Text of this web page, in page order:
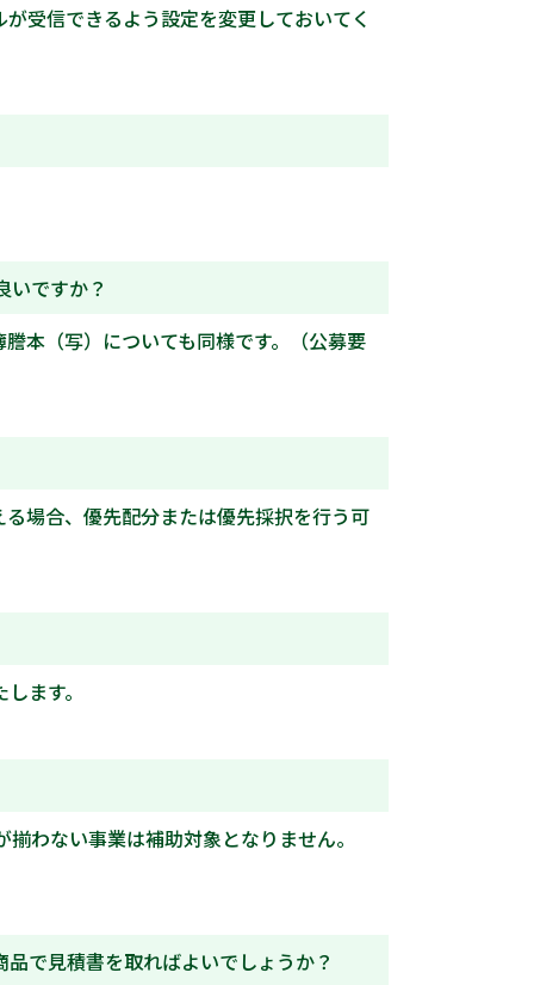
受信できるよう設定を変更しておいてく
いですか？
本（写）についても同様です。（公募要
場合、優先配分または優先採択を行う可
ます。
わない事業は補助対象となりません。
で見積書を取ればよいでしょうか？